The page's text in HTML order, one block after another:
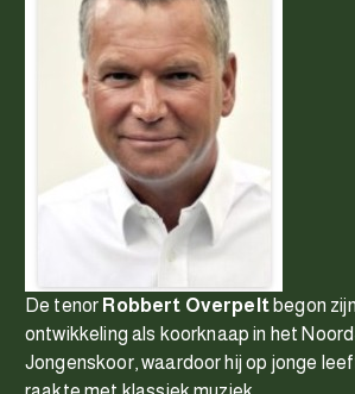
De tenor Robbert Overpeltbegon
ontwikkeling als koorknaap in het
Jongenskoor, waardoor hij op jonge